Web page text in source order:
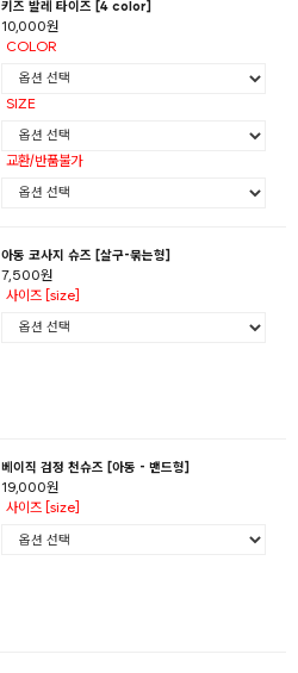
키즈 발레 타이즈 [4 color]
10,000원
COLOR
SIZE
교환/반품불가
아동 코사지 슈즈 [살구-묶는형]
7,500원
사이즈 [size]
베이직 검정 천슈즈 [아동 - 밴드형]
19,000원
사이즈 [size]